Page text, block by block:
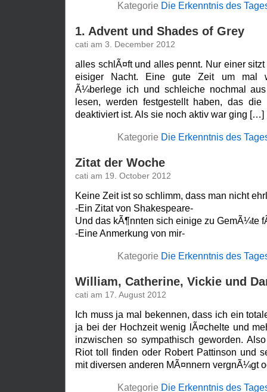
Kategorie Die Erkenntnis des
1. Advent und Shades of Grey
cati am 3. December 2012
alles schlÃ¤ft und alles pennt. Nur einer
eisiger Nacht. Eine gute Zeit um mal
Ã¼berlege ich und schleiche nochmal
lesen, werden festgestellt haben, das die
deaktiviert ist. Als sie noch aktiv war ging […]
Kategorie Die Erkenntnis des
Zitat der Woche
cati am 19. October 2012
Keine Zeit ist so schlimm, dass man nicht
-Ein Zitat von Shakespeare-
Und das kÃ¶nnten sich einige zu GemÃ¼te
-Eine Anmerkung von mir-
Kategorie Die Erkenntnis des
William, Catherine, Vickie und
cati am 17. August 2012
Ich muss ja mal bekennen, dass ich ein
ja bei der Hochzeit wenig lÃ¤chelte und
inzwischen so sympathisch geworden.
Riot toll finden oder Robert Pattinson und
mit diversen anderen MÃ¤nnern vergnÃ¼gt
Kategorie Die Erkenntnis des